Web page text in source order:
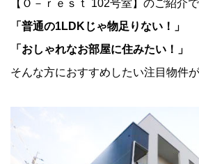
【Ｏ－ｒｅｓｔ 102号室】のご紹介
「普通の1LDKじゃ物足りない！」
「おしゃれなお部屋に住みたい！」
そんな方におすすめしたい注目物件